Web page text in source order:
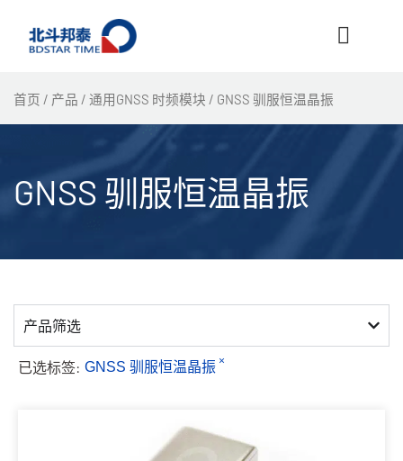
首页 / 产品 / 通用GNSS 时频模块 / GNSS 驯服恒温晶振
GNSS 驯服恒温晶振
产品筛选
已选标签: GNSS 驯服恒温晶振 ×